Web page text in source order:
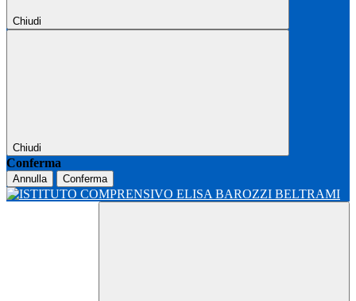
Chiudi
Chiudi
Conferma
Annulla Conferma